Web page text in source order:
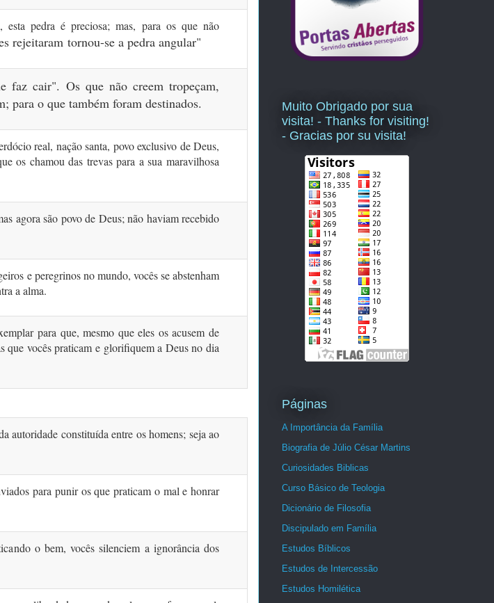
esta pedra é preciosa; mas, para os que não
rejeitaram tornou-se a pedra angular"
faz cair". Os que não creem tropeçam,
para o que também foram destinados.
real, nação santa, povo exclusivo de Deus,
os chamou das trevas para a sua maravilhosa
agora são povo de Deus; não haviam recebido
e peregrinos no mundo, vocês se abstenham
a alma.
para que, mesmo que eles os acusem de
que vocês praticam e glorifiquem a Deus no dia
autoridade constituída entre os homens; seja ao
para punir os que praticam o mal e honrar
o bem, vocês silenciem a ignorância dos
Muito Obrigado por sua
visita! - Thanks for visiting!
- Gracias por su visita!
Páginas
A Importância da Família
Biografia de Júlio César Martins
Curiosidades Biblicas
Curso Básico de Teologia
Dicionário de Filosofia
Discipulado em Família
Estudos Bíblicos
Estudos de Intercessão
Estudos Homilética